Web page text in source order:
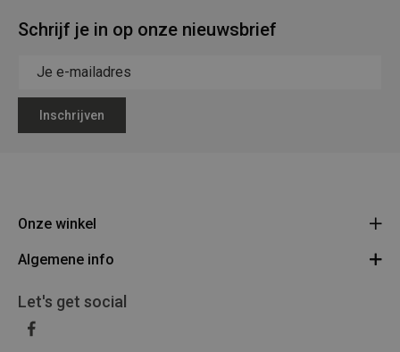
Schrijf je in op onze nieuwsbrief
Inschrijven
Onze winkel
Legerstock Teunissen
Route
011/640469
BE 0453 873 688
Algemene info
Algemene voorwaarden
Privacy Policy
Let's get social